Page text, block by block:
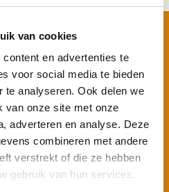
van cookies
en advertenties te
voor social media te bieden
te analyseren. Ook delen we
van onze site met onze
adverteren en analyse. Deze
combineren met andere
verstrekt of die ze hebben
gebruik van hun services.